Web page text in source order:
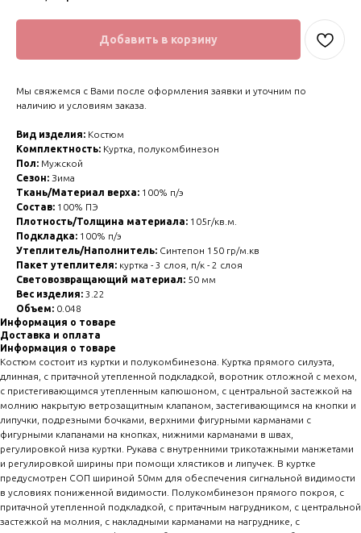
Добавить в корзину
Мы свяжемся с Вами после оформления заявки и уточним по
наличию и условиям заказа.
Вид изделия: Костюм
Комплектность: Куртка, полукомбинезон
Пол: Мужской
Сезон: Зима
Ткань/Материал верха: 100% п/э
Состав: 100% ПЭ
Плотность/Толщина материала: 105г/кв.м.
Подкладка: 100% п/э
Утеплитель/Наполнитель: Синтепон 150 гр/м.кв
Пакет утеплителя: куртка - 3 слоя, п/к - 2 слоя
Световозвращающий материал: 50 мм
Вес изделия: 3.22
Объем: 0.048
Информация о товаре
Доставка и оплата
Информация о товаре
Костюм состоит из куртки и полукомбинезона. Куртка прямого силуэта,
длинная, с притачной утепленной подкладкой, воротник отложной с мехом,
с пристегивающимся утепленным капюшоном, с центральной застежкой на
молнию накрытую ветрозащитным клапаном, застегивающимся на кнопки и
липучки, подрезными бочками, верхними фигурными карманами с
фигурными клапанами на кнопках, нижними карманами в швах,
регулировкой низа куртки. Рукава с внутренними трикотажными манжетами
и регулировкой ширины при помощи хлястиков и липучек. В куртке
предусмотрен СОП шириной 50мм для обеспечения сигнальной видимости
в условиях пониженной видимости. Полукомбинезон прямого покроя, с
притачной утепленной подкладкой, с притачным нагрудником, с центральной
застежкой на молния, с накладными карманами на нагруднике, с